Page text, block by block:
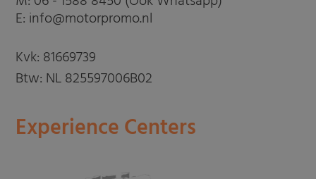
E: info@motorpromo.nl
Kvk: 81669739
Btw: NL 825597006B02
Experience Centers